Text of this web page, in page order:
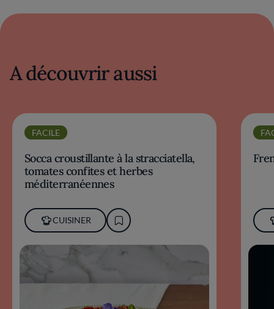
A découvrir aussi
FACILE
Socca croustillante à la stracciatella,
tomates confites et herbes
méditerranéennes
CUISINER